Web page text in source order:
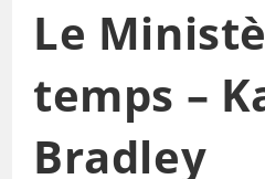
Le
temps –
Bradley